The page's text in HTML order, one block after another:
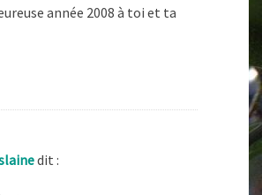
année 2008 à toi et ta
dit :